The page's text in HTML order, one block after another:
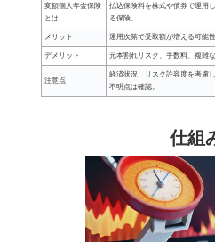
変額個人年金保険
とは
払込保険料を株式や債券で運用
る保険。
メリット 運用次第で受取額が増える可能性
デメリット 元本割れリスク、手数料、複雑な
注意点
経済状況、リスク許容度を考慮
不明点は確認。
仕組